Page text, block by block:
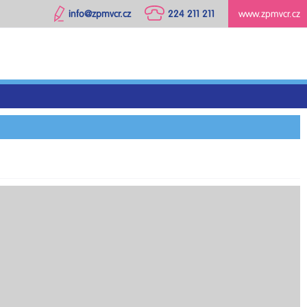
www.zpmvcr.cz
224 211 211
info@zpmvcr.cz